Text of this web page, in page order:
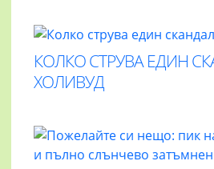
КОЛКО СТРУВА ЕДИН
ХОЛИВУД